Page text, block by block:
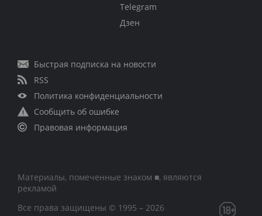
Telegram
Дзен
Быстрая подписка на новости
RSS
Политика конфиденциальности
Сообщить об ошибке
Правовая информация
Материалы, помеченные знаком ■, являются
рекламой
Все права защищены © 1995 – 2026